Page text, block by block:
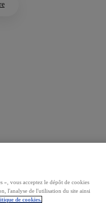
», vous acceptez le dépôt de cookies
l'analyse de l'utilisation du site ainsi
de cookies.